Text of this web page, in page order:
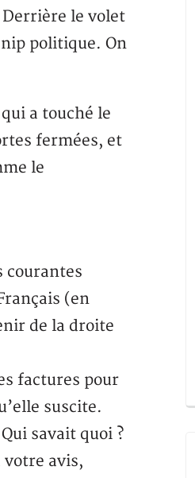
le volet
politique. On
a touché le
fermées, et
le
courantes
(en
de la droite
factures pour
suscite.
savait quoi ?
votre avis,